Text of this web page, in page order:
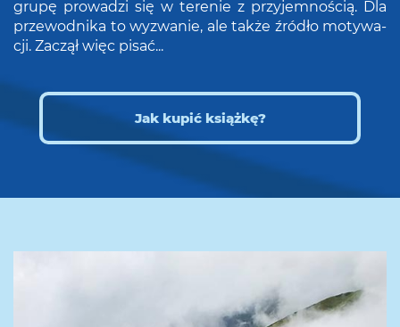
grupę pro­wa­dzi się w te­re­nie z przy­jem­no­ścią. Dla
prze­wod­ni­ka to wy­zwa­nie, ale także źró­dło mo­ty­wa­
cji. Za­czął więc pisać...
Jak kupić książkę?